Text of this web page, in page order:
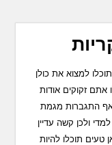
למצוא את כולן
זקוקים אודות
אף התגברות מגמת
ולכן קשה עדיין
תוכלו להיות